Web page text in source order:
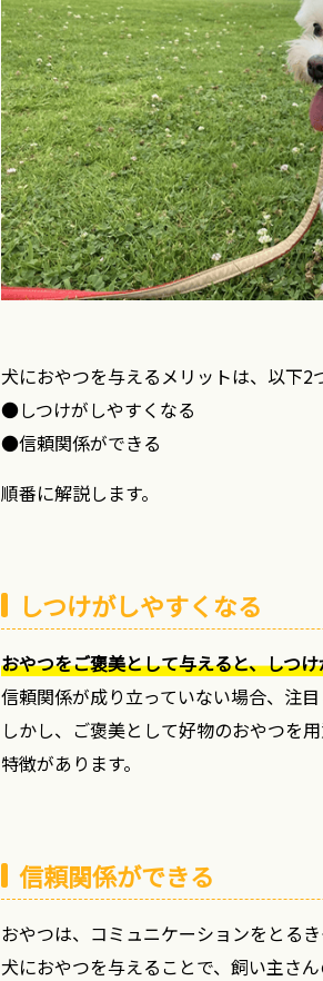
犬におやつを与えるメリットは、以下2
●しつけがしやすくなる
●信頼関係ができる
順番に解説します。
しつけがしやすくなる
おやつをご褒美として与えると、しつ
信頼関係が成り立っていない場合、注
しかし、ご褒美として好物のおやつを
特徴があります。
信頼関係ができる
おやつは、コミュニケーションをとるき
犬におやつを与えることで、飼い主さ